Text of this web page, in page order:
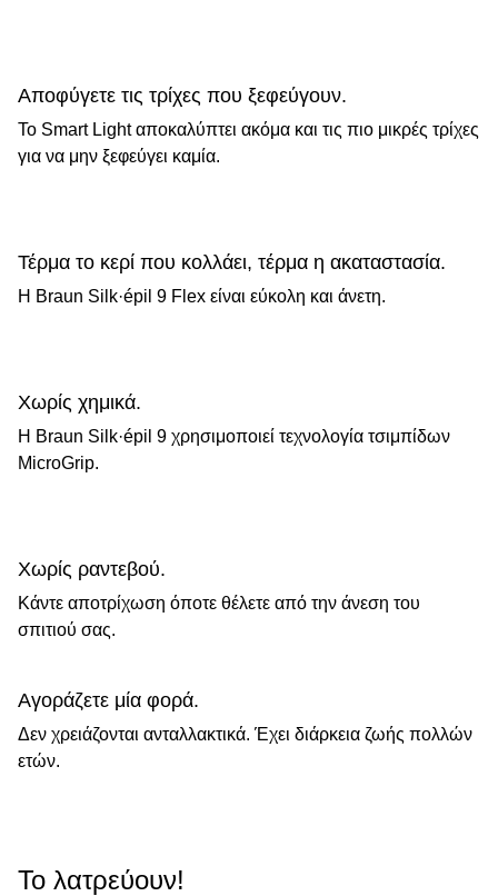
Αποφύγετε τις τρίχες που ξεφεύγουν.
Το Smart Light αποκαλύπτει ακόμα και τις πιο μικρές τρίχες
για να μην ξεφεύγει καμία.
Τέρμα το κερί που κολλάει, τέρμα η ακαταστασία.
Η Braun Silk·épil 9 Flex είναι εύκολη και άνετη.
Χωρίς χημικά.
Η Braun Silk·épil 9 χρησιμοποιεί τεχνολογία τσιμπίδων
MicroGrip.
Χωρίς ραντεβού.
Κάντε αποτρίχωση όποτε θέλετε από την άνεση του
σπιτιού σας.
Αγοράζετε μία φορά.
Δεν χρειάζονται ανταλλακτικά. Έχει διάρκεια ζωής πολλών
ετών.
Το λατρεύουν!